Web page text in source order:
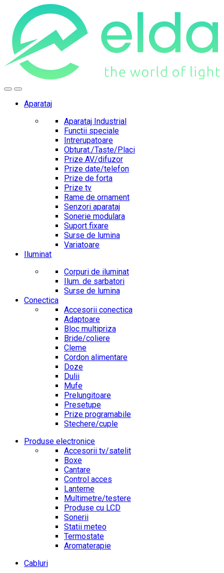
navigation
content
Aparataj
Aparataj Industrial
Functii speciale
Intrerupatoare
Obturat./Taste/Placi
Prize AV/difuzor
Prize date/telefon
Prize de forta
Prize tv
Rame de ornament
Senzori aparataj
Sonerie modulara
Suport fixare
Surse de lumina
Variatoare
Iluminat
Corpuri de iluminat
Ilum. de sarbatori
Surse de lumina
Conectica
Accesorii conectica
Adaptoare
Bloc multipriza
Bride/coliere
Cleme
Cordon alimentare
Doze
Dulii
Mufe
Prelungitoare
Presetupe
Prize programabile
Stechere/cuple
Produse electronice
Accesorii tv/satelit
Boxe
Cantare
Control acces
Lanterne
Multimetre/testere
Produse cu LCD
Sonerii
Statii meteo
Termostate
Aromaterapie
Cabluri